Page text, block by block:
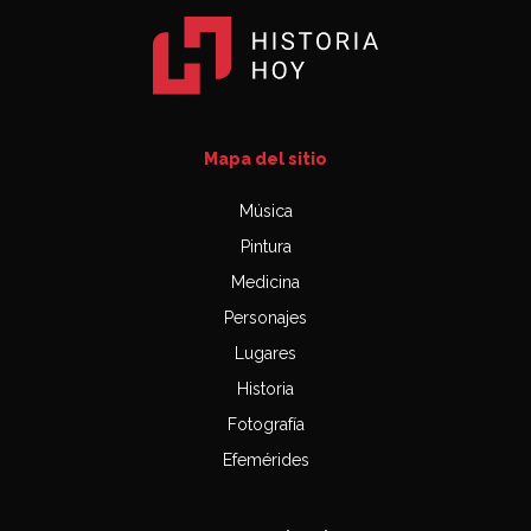
Mapa del sitio
Música
Pintura
Medicina
Personajes
Lugares
Historia
Fotografía
Efemérides